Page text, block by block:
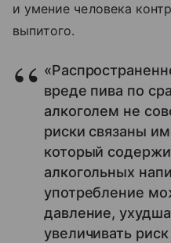
и умение человека
выпитого.
вреде пива по
алкоголем не
риски связаны
который
алкогольных
употребление
давление,
увеличивать